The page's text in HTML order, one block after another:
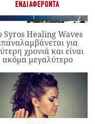
ΕΝΔΙΑΦΈΡΟΝΤΑ
Syros Healing Waves
για
χρονιά και είναι
ακόμα μεγαλύτερο